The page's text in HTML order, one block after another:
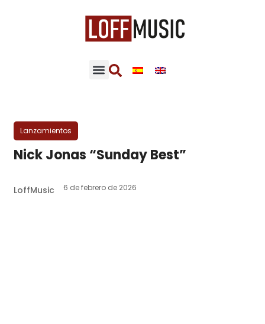
Lanzamientos
Nick Jonas “Sunday Best”
LoffMusic 6 de febrero de 2026